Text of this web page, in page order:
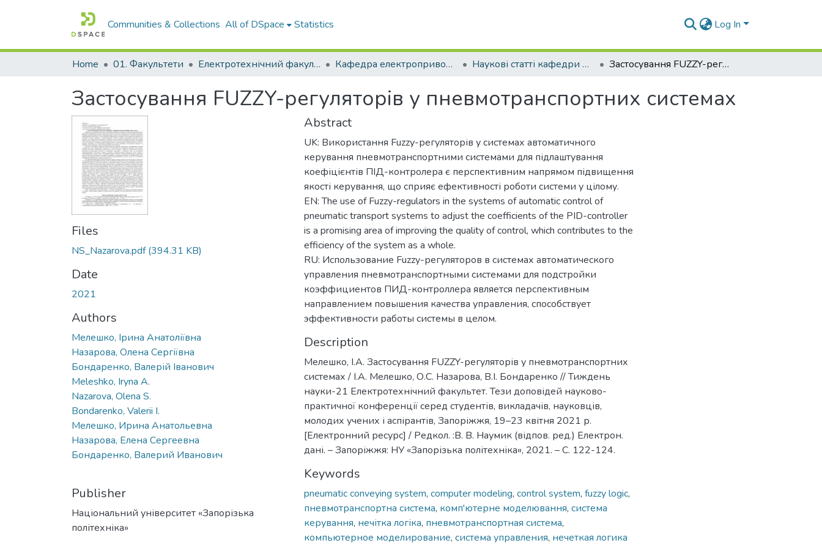
Communities & Collections All of DSpace Statistics Log In
Home 01. Факультети Електротехнічний факультет Кафедра електроприводу та автоматизації промислових установок (Кафедра ЕП та АПУ) Наукові статті кафедри ЕП та АПУ Застосування FUZZY-регуляторів у пневмотранспортних системах
Застосування FUZZY-регуляторів у пневмотранспортних системах
Files
NS_Nazarova.pdf(394.31 KB)
Date
2021
Authors
Мелешко, Ірина Анатоліївна
Назарова, Олена Сергіївна
Бондаренко, Валерій Іванович
Meleshko, Iryna A.
Nazarova, Olena S.
Bondarenko, Valerii I.
Мелешко, Ирина Анатольевна
Назарова, Елена Сергеевна
Бондаренко, Валерий Иванович
Publisher
Національний університет «Запорізька
політехніка»
Abstract
UK: Використання Fuzzy-регуляторів у системах автоматичного
керування пневмотранспортними системами для підлаштування
коефіцієнтів ПІД-контролера є перспективним напрямом підвищення
якості керування, що сприяє ефективності роботи системи у цілому.
EN: The use of Fuzzy-regulators in the systems of automatic control of
pneumatic transport systems to adjust the coefficients of the PID-controller
is a promising area of improving the quality of control, which contributes to the
efficiency of the system as a whole.
RU: Использование Fuzzy-регуляторов в системах автоматического
управления пневмотранспортными системами для подстройки
коэффициентов ПИД-контроллера является перспективным
направлением повышения качества управления, способствует
эффективности работы системы в целом.
Description
Мелешко, І.А. Застосування FUZZY-регуляторів у пневмотранспортних
системах / І.А. Мелешко, О.С. Назарова, В.І. Бондаренко // Тиждень
науки-21 Електротехнічний факультет. Тези доповідей науково-
практичної конференції серед студентів, викладачів, науковців,
молодих учених і аспірантів, Запоріжжя, 19–23 квітня 2021 р.
[Електронний ресурс] / Редкол. :В. В. Наумик (відпов. ред.) Електрон.
дані. – Запоріжжя: НУ «Запорізька політехніка», 2021. – С. 122-124.
Keywords
pneumatic conveying system, computer modeling, control system, fuzzy logic,
пневмотранспортна система, комп'ютерне моделювання, система
керування, нечітка логіка, пневмотранспортная система,
компьютерное моделирование, система управления, нечеткая логика